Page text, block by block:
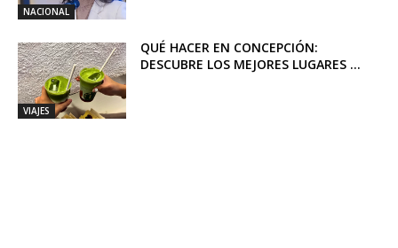
NACIONAL
VIAJES
QUÉ HACER EN CONCEPCIÓN:
DESCUBRE LOS MEJORES LUGARES ...